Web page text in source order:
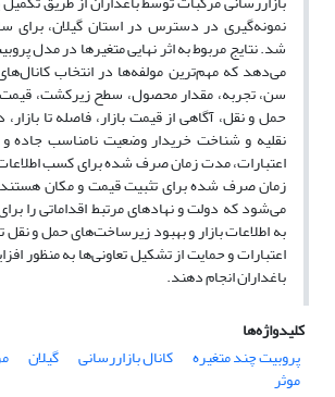
شد. نتایج مربوط به اثر نهایی متغیرها در مدل
می‌دهد که مهم‌ترین مولفه‌ها در انتخاب
سن، تجربه، مقدار محصول، سطح زیرکشت،
حمل و نقل، آگاهی از قیمت بازار، فاصله تا
نقلیه و شناخت خریدار وضعیت نامناسب جاده
اعتبارات، مدت زمان صرف شده برای کسب
زمان صرف شده برای تثبیت قیمت و مکان هستند.
می‌شود که دولت و نهادهای مرتبط اقداماتی را
به اطلاعات بازار و بهبود زیرساخت‌های حمل و
اعتبارات و حمایت از تشکیل تعاونی‌ها به منظور
باغداران انجام دهند.
کلیدواژه‌ها
پروبیت چند متغیره
کانال بازاررسانی گیلان
موثر